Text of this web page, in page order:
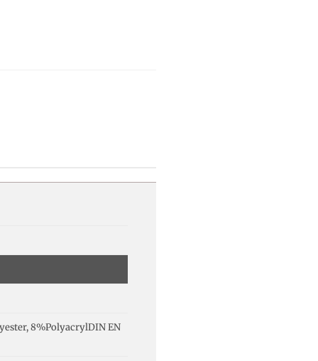
8%PolyacrylDIN EN